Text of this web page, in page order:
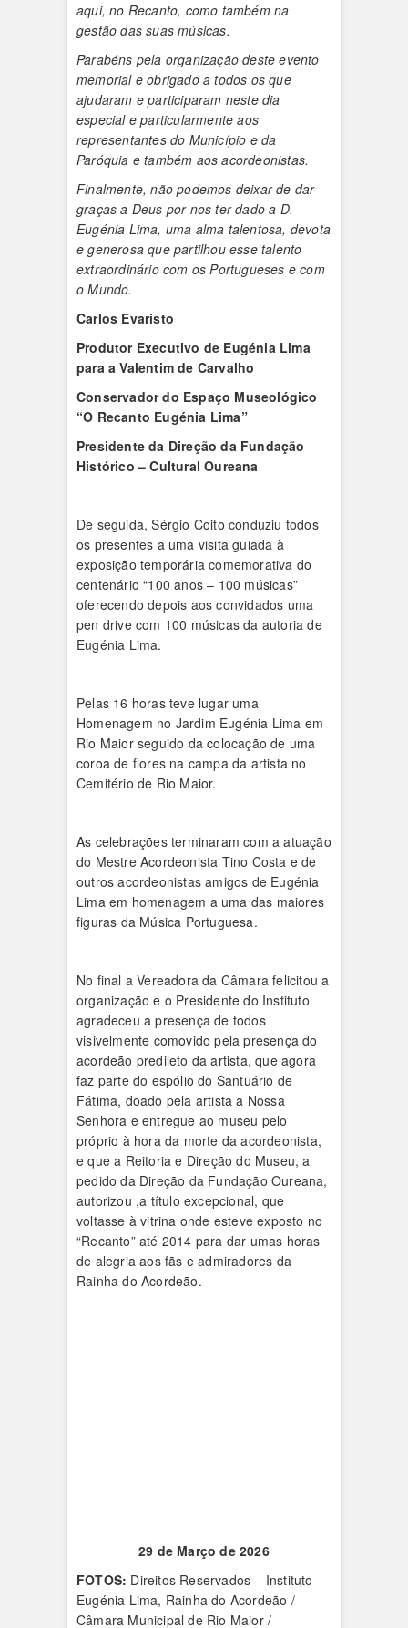
aqui, no Recanto, como também na
gestão das suas músicas.
Parabéns pela organização deste evento
memorial e obrigado a todos os que
ajudaram e participaram neste dia
especial e particularmente aos
representantes do Município e da
Paróquia e também aos acordeonistas.
Finalmente, não podemos deixar de dar
graças a Deus por nos ter dado a D.
Eugénia Lima, uma alma talentosa, devota
e generosa que partilhou esse talento
extraordinário com os Portugueses e com
o Mundo.
Carlos Evaristo
Produtor Executivo de Eugénia Lima
para a Valentim de Carvalho
Conservador do Espaço Museológico
“O Recanto Eugénia Lima”
Presidente da Direção da Fundação
Histórico – Cultural Oureana
De seguida, Sérgio Coito conduziu todos
os presentes a uma visita guiada à
exposição temporária comemorativa do
centenário “100 anos – 100 músicas”
oferecendo depois aos convidados uma
pen drive com 100 músicas da autoria de
Eugénia Lima.
Pelas 16 horas teve lugar uma
Homenagem no Jardim Eugénia Lima em
Rio Maior seguido da colocação de uma
coroa de flores na campa da artista no
Cemitério de Rio Maior.
As celebrações terminaram com a atuação
do Mestre Acordeonista Tino Costa e de
outros acordeonistas amigos de Eugénia
Lima em homenagem a uma das maiores
figuras da Música Portuguesa.
No final a Vereadora da Câmara felicitou a
organização e o Presidente do Instituto
agradeceu a presença de todos
visivelmente comovido pela presença do
acordeão predileto da artista, que agora
faz parte do espólio do Santuário de
Fátima, doado pela artista a Nossa
Senhora e entregue ao museu pelo
próprio à hora da morte da acordeonista,
e que a Reitoria e Direção do Museu, a
pedido da Direção da Fundação Oureana,
autorizou ,a título excepcional, que
voltasse à vitrina onde esteve exposto no
“Recanto” até 2014 para dar umas horas
de alegria aos fãs e admiradores da
Rainha do Acordeão.
29 de Março de 2026
FOTOS: Direitos Reservados – Instituto
Eugénia Lima, Rainha do Acordeão /
Câmara Municipal de Rio Maior /